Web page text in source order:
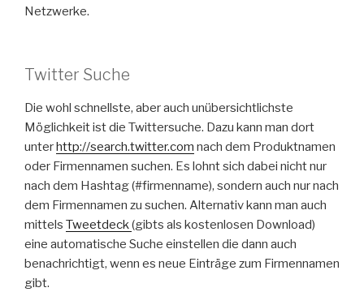
Netzwerke.
Twitter Suche
Die wohl schnellste, aber auch unübersichtlichste
Möglichkeit ist die Twittersuche. Dazu kann man dort
unter http://search.twitter.com nach dem Produktnamen
oder Firmennamen suchen. Es lohnt sich dabei nicht nur
nach dem Hashtag (#firmenname), sondern auch nur nach
dem Firmennamen zu suchen. Alternativ kann man auch
mittels Tweetdeck(gibts als kostenlosen Download)
eine automatische Suche einstellen die dann auch
benachrichtigt, wenn es neue Einträge zum Firmennamen
gibt.